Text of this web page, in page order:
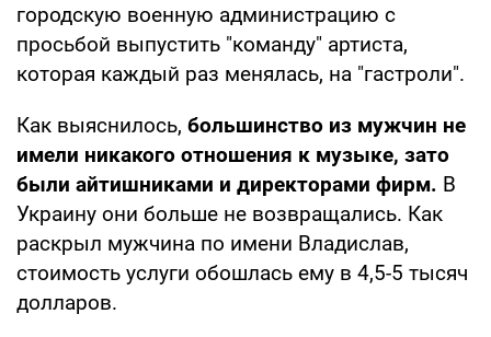
городскую военную администрацию с
просьбой выпустить "команду" артиста,
которая каждый раз менялась, на "гастроли".
Как выяснилось, большинство из мужчин не
имели никакого отношения к музыке, зато
были айтишниками и директорами фирм. В
Украину они больше не возвращались. Как
раскрыл мужчина по имени Владислав,
стоимость услуги обошлась ему в 4,5-5 тысяч
долларов.